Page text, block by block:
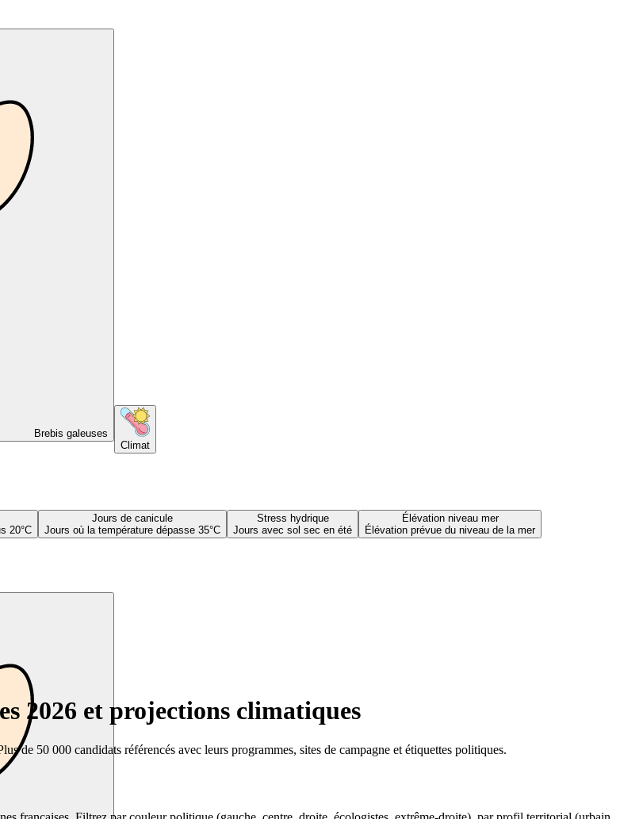
Brebis galeuses
Climat
20°C
Jours de canicule
Jours où la température dépasse 35°C
Stress hydrique
Jours avec sol sec en été
Élévation niveau mer
Élévation prévue du niveau de la mer
2026 et projections climatiques
de 50 000 candidats référencés avec leurs programmes, sites de campagne et étiquettes politiques.